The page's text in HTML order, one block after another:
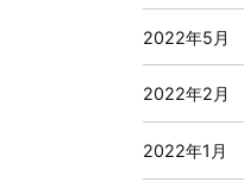
2022年5月
2022年2月
2022年1月